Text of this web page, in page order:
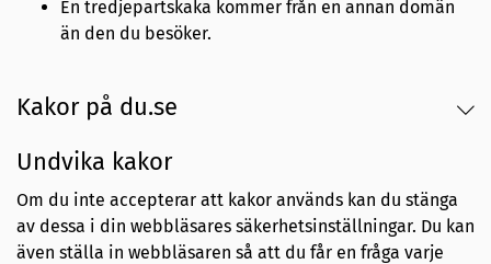
En tredjepartskaka kommer från en annan domän
än den du besöker.
Kakor på du.se
Undvika kakor
Om du inte accepterar att kakor används kan du stänga
av dessa i din webbläsares säkerhetsinställningar. Du kan
även ställa in webbläsaren så att du får en fråga varje